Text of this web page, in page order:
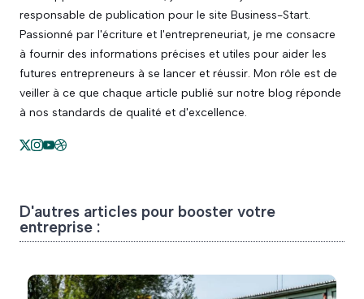
responsable de publication pour le site Business-Start.
Passionné par l'écriture et l'entrepreneuriat, je me consacre
à fournir des informations précises et utiles pour aider les
futures entrepreneurs à se lancer et réussir. Mon rôle est de
veiller à ce que chaque article publié sur notre blog réponde
à nos standards de qualité et d'excellence.
D'autres articles pour booster votre
entreprise :